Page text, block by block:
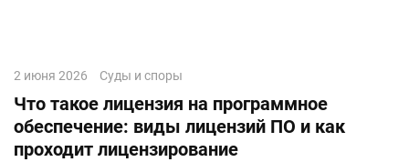
2 июня 2026 Суды и споры
Что такое лицензия на программное
обеспечение: виды лицензий ПО и как
проходит лицензирование